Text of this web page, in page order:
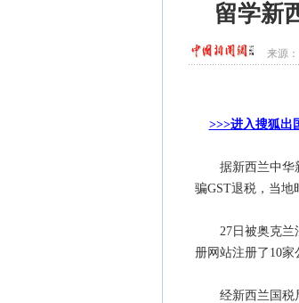
留学新
来源：
>>>进入搜狐出
据新西兰中华新
骗GST退税，当地
27日被奥克兰法
册网站注册了10家
经新西兰国税局